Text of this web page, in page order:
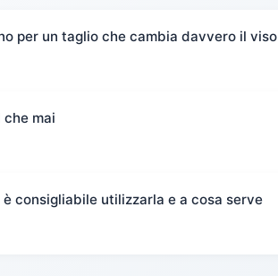
per un taglio che cambia davvero il viso
mai
consigliabile utilizzarla e a cosa serve